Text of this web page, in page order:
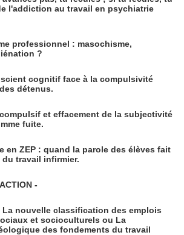
l'addiction au travail en psychiatrie
professionnel : masochisme,
?
cognitif face à la compulsivité
détenus.
compulsif et effacement de la subjectivité
fuite.
en ZEP : quand la parole des élèves fait
travail infirmier.
-
La nouvelle classification des emplois
et socioculturels ou La
des fondements du travail